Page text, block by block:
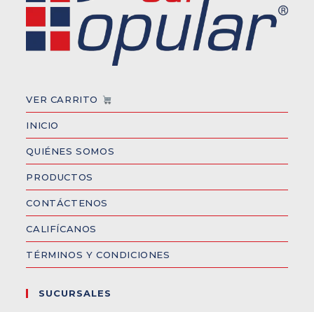
VER CARRITO
INICIO
QUIÉNES SOMOS
PRODUCTOS
CONTÁCTENOS
CALIFÍCANOS
TÉRMINOS Y CONDICIONES
SUCURSALES